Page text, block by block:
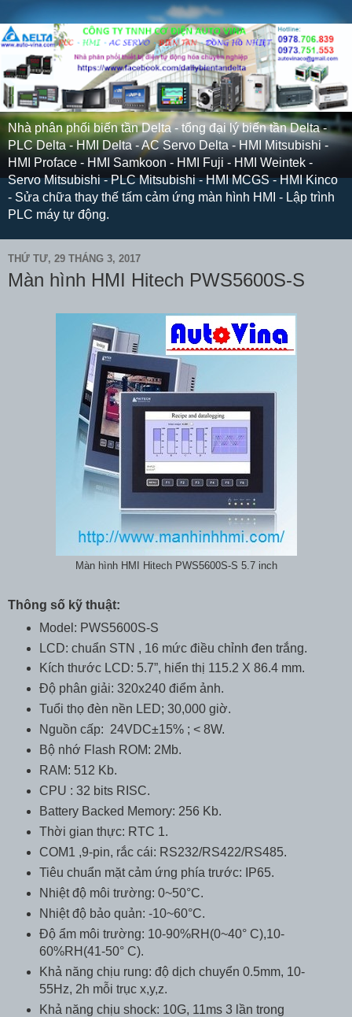
Nhà phân phối biến tần Delta - tổng đại lý biến tần Delta -
PLC Delta - HMI Delta - AC Servo Delta - HMI Mitsubishi -
HMI Proface - HMI Samkoon - HMI Fuji - HMI Weintek -
Servo Mitsubishi - PLC Mitsubishi - HMI MCGS - HMI Kinco
- Sửa chữa thay thế tấm cảm ứng màn hình HMI - Lập trình
PLC máy tự động.
THỨ TƯ, 29 THÁNG 3, 2017
Màn hình HMI Hitech PWS5600S-S
Màn hình HMI Hitech PWS5600S-S 5.7 inch
Thông số kỹ thuật:
Model: PWS5600S-S
LCD: chuẩn STN , 16 mức điều chỉnh đen trắng.
Kích thước LCD: 5.7”, hiển thị 115.2 X 86.4 mm.
Độ phân giải: 320x240 điểm ảnh.
Tuổi thọ đèn nền LED; 30,000 giờ.
Nguồn cấp: 24VDC±15% ; < 8W.
Bộ nhớ Flash ROM: 2Mb.
RAM: 512 Kb.
CPU : 32 bits RISC.
Battery Backed Memory: 256 Kb.
Thời gian thực: RTC 1.
COM1 ,9-pin, rắc cái: RS232/RS422/RS485.
Tiêu chuẩn mặt cảm ứng phía trước: IP65.
Nhiệt độ môi trường: 0~50°C.
Nhiệt độ bảo quản: -10~60°C.
Độ ẩm môi trường: 10-90%RH(0~40° C),10-
60%RH(41-50° C).
Khả năng chịu rung: độ dịch chuyển 0.5mm, 10-
55Hz, 2h mỗi trục x,y,z.
Khả năng chịu shock: 10G, 11ms 3 lần trong